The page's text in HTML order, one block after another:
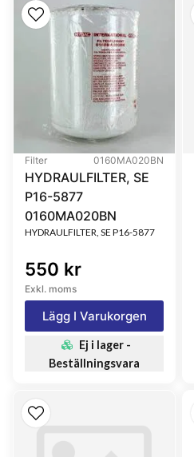
Bypass Valve Setting LR
Media Type
Filter 0160MA020BN
HYDRAULFILTER, SE
P16-5877
0160MA020BN
HYDRAULFILTER, SE P16-5877
550 kr
Exkl. moms
Lägg I Varukorgen
Ej i lager -
Beställningsvara